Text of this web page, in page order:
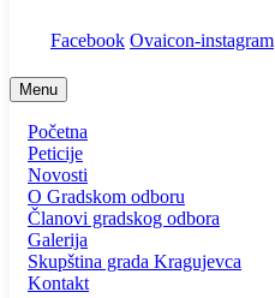
Facebook Ovaicon-instagram
Menu
Početna
Peticije
Novosti
O Gradskom odboru
Članovi gradskog odbora
Galerija
Skupština grada Kragujevca
Kontakt